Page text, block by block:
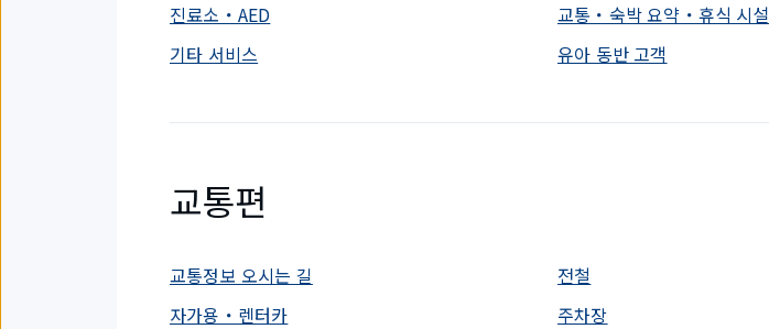
진료소・AED
교통・숙박 요약・휴식 시설
기타 서비스
유아 동반 고객
교통편
교통정보 오시는 길 전철
자가용・렌터카
주차장